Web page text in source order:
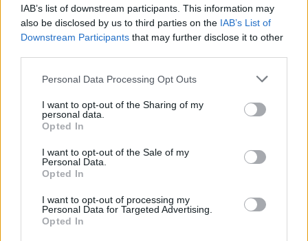
IAB’s list of downstream participants. This information may
also be disclosed by us to third parties on the IAB’s List of
Downstream Participants that may further disclose it to other
Personal Data Processing Opt Outs
I want to opt-out of the Sharing of my
personal data.
Opted In
I want to opt-out of the Sale of my
Personal Data.
Opted In
I want to opt-out of processing my
Personal Data for Targeted Advertising.
Opted In
Annonse